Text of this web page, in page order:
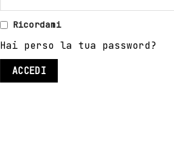
Ricordami
Hai perso la tua password?